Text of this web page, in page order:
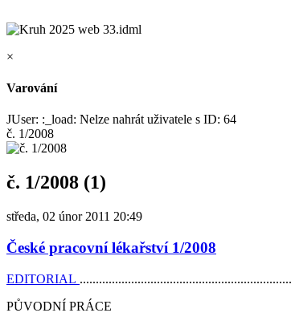
×
Varování
JUser: :_load: Nelze nahrát uživatele s ID: 64
č. 1/2008
č. 1/2008 (1)
středa, 02 únor 2011 20:49
České pracovní lékařství 1/2008
EDITORIAL
PŮVODNÍ PRÁCE